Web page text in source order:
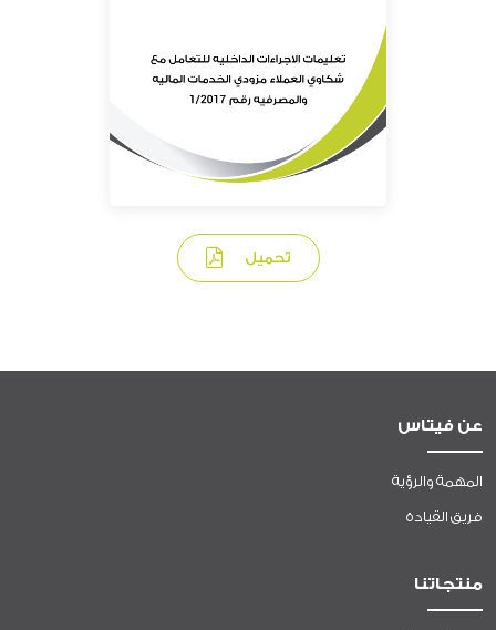
تحميل
عن فيتاس
المهمة والرؤية
فريق القيادة
منتجاتنا